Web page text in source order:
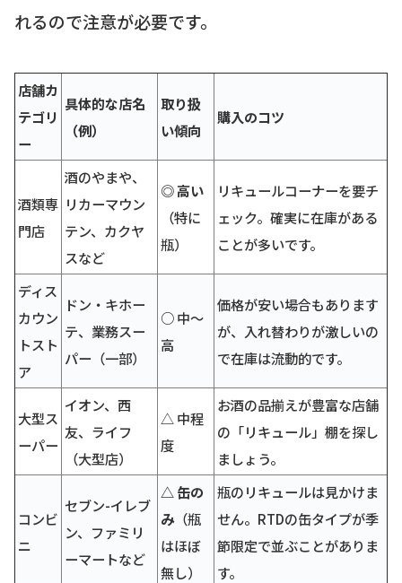
れるので注意が必要です。
店舗カ
テゴリ
ー
具体的な店名
（例）
取り扱
い傾向
購入のコツ
酒類専
門店
酒のやまや、
リカーマウン
テン、カクヤ
スなど
◎ 高い
（特に
瓶）
リキュールコーナーを要チ
ェック。確実に在庫がある
ことが多いです。
ディス
カウン
トスト
ア
ドン・キホー
テ、業務スー
パー（一部）
○ 中〜
高
価格が安い場合もあります
が、入れ替わりが激しいの
で在庫は流動的です。
大型ス
ーパー
イオン、西
友、ライフ
（大型店）
△ 中程
度
お酒の品揃えが豊富な店舗
の「リキュール」棚を探し
ましょう。
コンビ
ニ
セブン-イレブ
ン、ファミリ
ーマートなど
△ 缶の
み（瓶
はほぼ
無し）
瓶のリキュールは見かけま
せん。RTDの缶タイプが季
節限定で並ぶことがありま
す。